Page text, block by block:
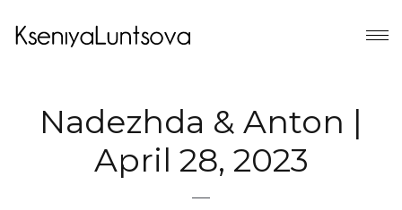
Nadezhda & Anton |
April 28, 2023